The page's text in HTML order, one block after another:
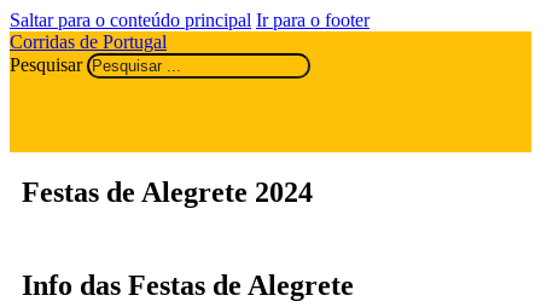
Saltar para o conteúdo principal Ir para o footer
Corridas de Portugal
Pesquisar
Festas de Alegrete 2024
Info das Festas de Alegrete